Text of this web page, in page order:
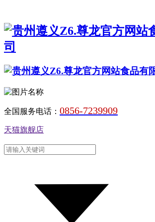
全国服务电话： 0856-7239909
天猫旗舰店